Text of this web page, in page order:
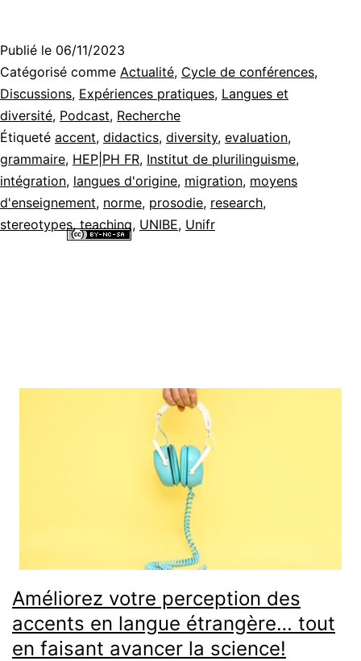
Publié le 06/11/2023
Catégorisé comme Actualité, Cycle de conférences,
Discussions, Expériences pratiques, Langues et
diversité, Podcast, Recherche
Étiqueté accent, didactics, diversity, evaluation,
grammaire, HEP|PH FR, Institut de plurilinguisme,
intégration, langues d'origine, migration, moyens
d'enseignement, norme, prosodie, research,
stereotypes, teaching, UNIBE, Unifr
Améliorez votre perception des
accents en langue étrangère… tout
en faisant avancer la science!